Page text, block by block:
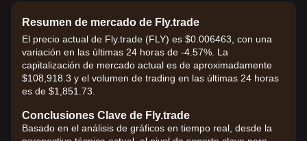
Resumen de mercado de Fly.trade
El precio actual de Fly.trade (FLY) es $0.006463, con una
variación en las últimas 24 horas de -4.57%. La
capitalización de mercado actual es de aproximadamente
$108,918.3 y el volumen de trading en las últimas 24 horas
es de $1,851.73.
Conclusiones Clave de Fly.trade
Basado en el análisis de gráficos en tiempo real, desde la